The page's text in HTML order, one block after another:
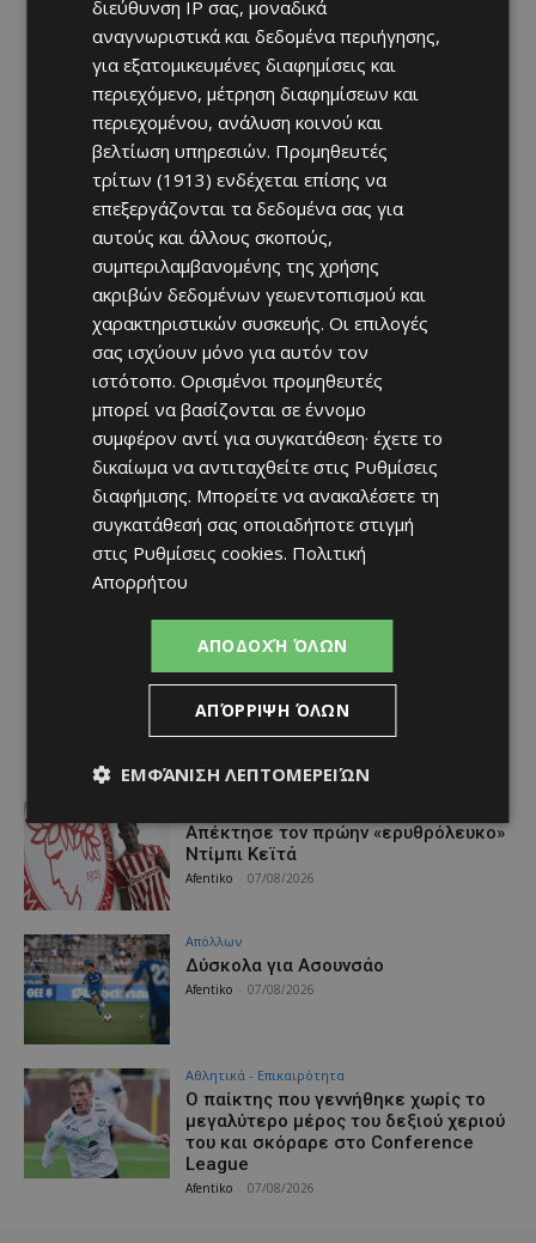
Απέκτησε τον πρώην «ερυθρόλευκο»
Ντίμπι Κεϊτά
Afentiko 07/08/2026
Απόλλων
Δύσκολα για Ασουνσάο
Afentiko 07/08/2026
Αθλητικά - Επικαιρότητα
Ο παίκτης που γεννήθηκε χωρίς το
μεγαλύτερο μέρος του δεξιού χεριού
του και σκόραρε στο Conference
League
Afentiko 07/08/2026
διεύθυνση IP σας, μοναδικά
αναγνωριστικά και δεδομένα περιήγησης,
για εξατομικευμένες διαφημίσεις και
περιεχόμενο, μέτρηση διαφημίσεων και
περιεχομένου, ανάλυση κοινού και
βελτίωση υπηρεσιών. Προμηθευτές
τρίτων (1913) ενδέχεται επίσης να
επεξεργάζονται τα δεδομένα σας για
αυτούς και άλλους σκοπούς,
συμπεριλαμβανομένης της χρήσης
ακριβών δεδομένων γεωεντοπισμού και
χαρακτηριστικών συσκευής. Οι επιλογές
σας ισχύουν μόνο για αυτόν τον
ιστότοπο. Ορισμένοι προμηθευτές
μπορεί να βασίζονται σε έννομο
συμφέρον αντί για συγκατάθεση· έχετε το
δικαίωμα να αντιταχθείτε στις Ρυθμίσεις
διαφήμισης. Μπορείτε να ανακαλέσετε τη
συγκατάθεσή σας οποιαδήποτε στιγμή
στις Ρυθμίσεις cookies. Πολιτική
Απορρήτου
ΑΠΟΔΟΧΉ ΌΛΩΝ
ΑΠΌΡΡΙΨΗ ΌΛΩΝ
ΕΜΦΆΝΙΣΗ ΛΕΠΤΟΜΕΡΕΙΏΝ